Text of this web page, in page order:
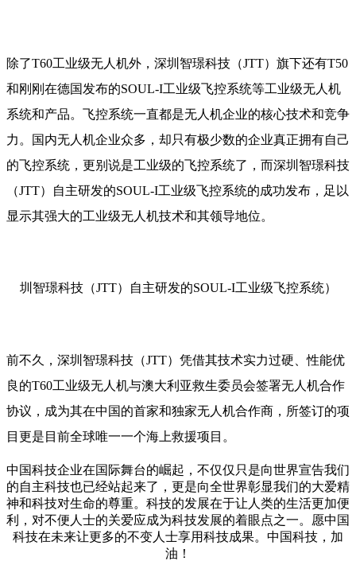
除了T60工业级无人机外，深圳智璟科技（JTT）旗下还有T50
和刚刚在德国发布的SOUL-I工业级飞控系统等工业级无人机
系统和产品。飞控系统一直都是无人机企业的核心技术和竞争
力。国内无人机企业众多，却只有极少数的企业真正拥有自己
的飞控系统，更别说是工业级的飞控系统了，而深圳智璟科技
（JTT）自主研发的SOUL-I工业级飞控系统的成功发布，足以
显示其强大的工业级无人机技术和其领导地位。
圳智璟科技（JTT）自主研发的SOUL-I工业级飞控系统）
前不久，深圳智璟科技（JTT）凭借其技术实力过硬、性能优
良的T60工业级无人机与澳大利亚救生委员会签署无人机合作
协议，成为其在中国的首家和独家无人机合作商，所签订的项
目更是目前全球唯一一个海上救援项目。
中国科技企业在国际舞台的崛起，不仅仅只是向世界宣告我们
的自主科技也已经站起来了，更是向全世界彰显我们的大爱精
神和科技对生命的尊重。科技的发展在于让人类的生活更加便
利，对不便人士的关爱应成为科技发展的着眼点之一。愿中国
科技在未来让更多的不变人士享用科技成果。中国科技，加
油！